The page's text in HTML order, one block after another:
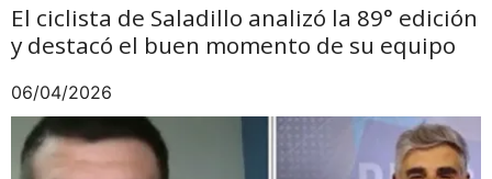
El ciclista de Saladillo analizó la 89° edición
y destacó el buen momento de su equipo
06/04/2026